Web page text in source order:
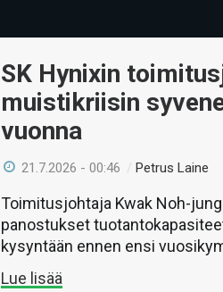
SK Hynixin
muistikriisin
vuonna
21.7.2026 - 00:46 /Petrus Laine
Toimitusjohtaja Kwak Noh-
panostukset
kysyntään ennen ensi
Lue lisää